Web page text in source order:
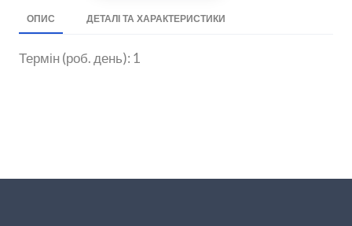
ОПИС ДЕТАЛІ ТА ХАРАКТЕРИСТИКИ
Термін (роб. день): 1